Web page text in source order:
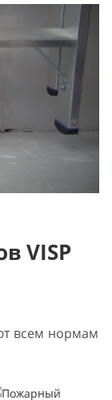
VISP
всем нормам